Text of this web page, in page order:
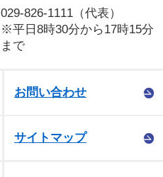
029-826-1111（代表）
※平日8時30分から17時15分
まで
お問い合わせ
サイトマップ